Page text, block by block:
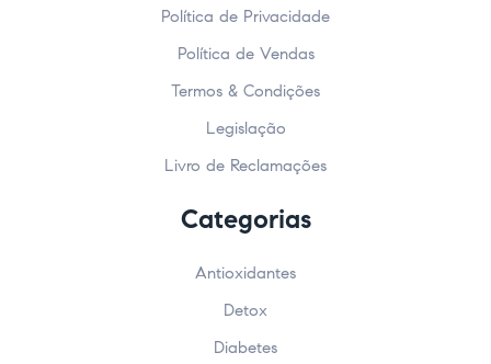
Política de Privacidade
Política de Vendas
Termos & Condições
Legislação
Livro de Reclamações
Categorias
Antioxidantes
Detox
Diabetes